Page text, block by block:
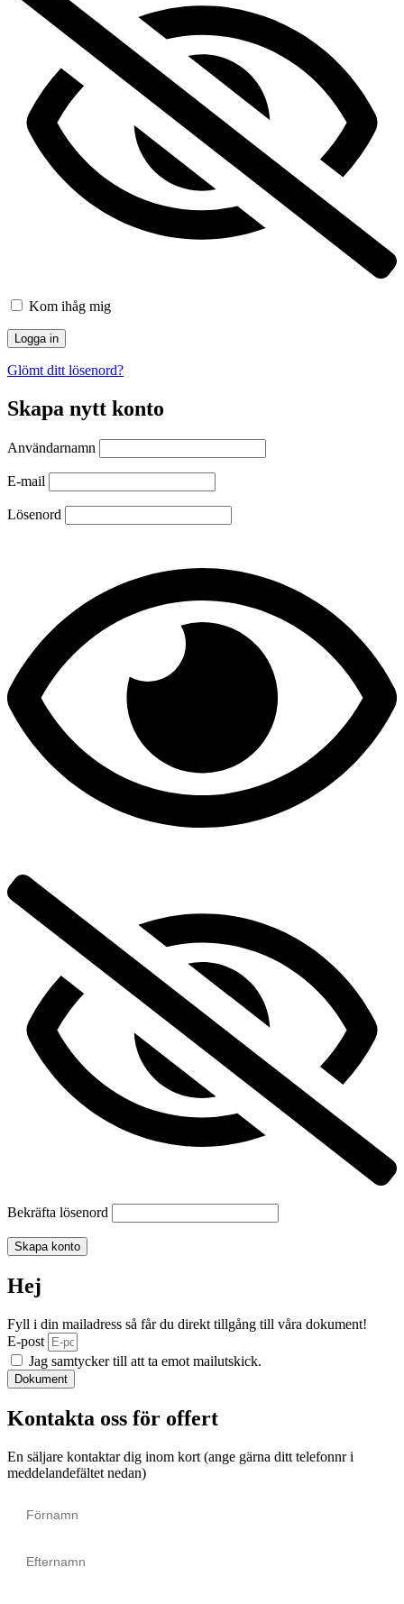
Kom ihåg mig
Glömt ditt lösenord?
Skapa nytt konto
Användarnamn
E-mail
Lösenord
Bekräfta lösenord
Skapa konto
Hej
Fyll i din mailadress så får du direkt tillgång till våra dokument!
E-post
Jag samtycker till att ta emot mailutskick.
Dokument
Kontakta oss för offert
En säljare kontaktar dig inom kort (ange gärna ditt telefonnr i
meddelandefältet nedan)